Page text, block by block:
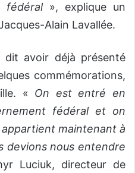
fédéral », explique un
Alain Lavallée.
dit avoir déjà présenté
commémorations,
« On est entré en
fédéral et on
maintenant à
devions nous entendre
Luciuk, directeur de